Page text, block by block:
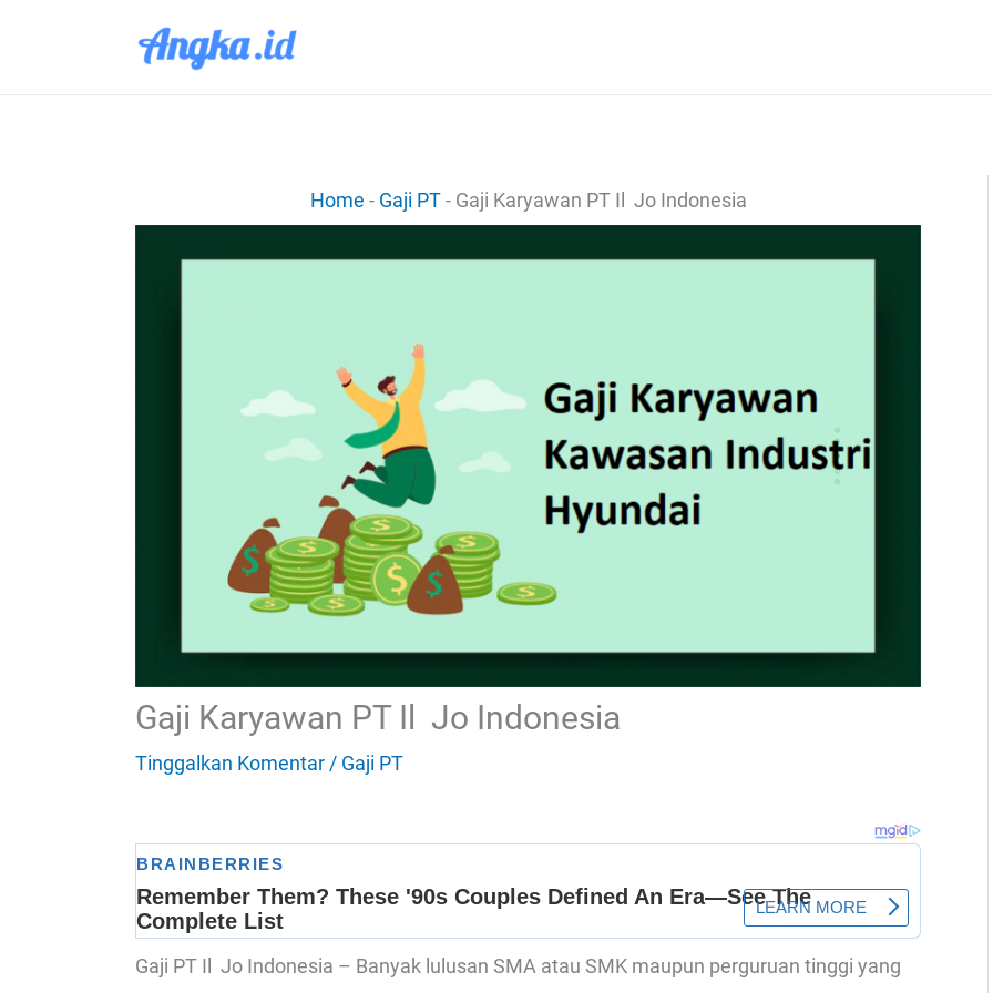
Home - Gaji PT- Gaji Karyawan PT Il Jo Indonesia
Gaji Karyawan PT Il Jo Indonesia
Tinggalkan Komentar/ Gaji PT
Gaji PT Il Jo Indonesia – Banyak lulusan SMA atau SMK maupun perguruan tinggi yang